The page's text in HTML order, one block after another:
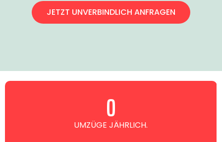
JETZT UNVERBINDLICH ANFRAGEN
UMZÜGE JÄHRLICH.
0